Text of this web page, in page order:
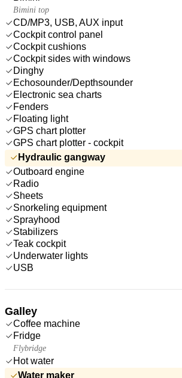
Bimini top
CD/MP3, USB, AUX input
Cockpit control panel
Cockpit cushions
Cockpit sides with windows
Dinghy
Echosounder/Depthsounder
Electronic sea charts
Fenders
Floating light
GPS chart plotter
GPS chart plotter - cockpit
Hydraulic gangway
Outboard engine
Radio
Sheets
Snorkeling equipment
Sprayhood
Stabilizers
Teak cockpit
Underwater lights
USB
Galley
Coffee machine
Fridge
Flybridge
Hot water
Water maker